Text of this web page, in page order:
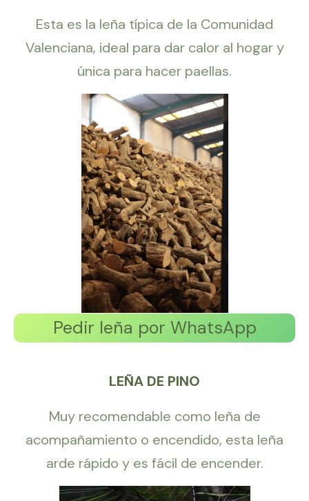
Esta es la leña típica de la Comunidad
Valenciana, ideal para dar calor al hogar y
única para hacer paellas.
Pedir leña por WhatsApp
LEÑA DE PINO
Muy recomendable como leña de
acompañamiento o encendido, esta leña
arde rápido y es fácil de encender.